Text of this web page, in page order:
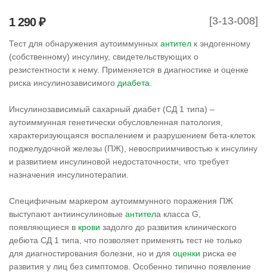
[3-13-008]
1 290 ₽
Тест для обнаружения аутоиммунных антител к эндогенному
(собственному) инсулину, свидетельствующих о
резистентности к нему. Применяется в диагностике и оценке
риска инсулинозависимого диабета
Инсулинозависимый сахарный диабет (СД 1 типа) –
аутоиммунная генетически обусловленная патология,
характеризующаяся воспалением и разрушением бета-клеток
поджелудочной железы (ПЖ), невосприимчивостью к инсулину
и развитием инсулиновой недостаточности, что требует
назначения инсулинотерапии.
Специфичным маркером аутоиммунного поражения ПЖ
выступают антиинсулиновые антитела класса G,
появляющиеся в крови задолго до развития клинического
дебюта СД 1 типа, что позволяет применять тест не только
для диагностирования болезни, но и для оценки риска ее
развития у лиц без симптомов. Особенно типично появление